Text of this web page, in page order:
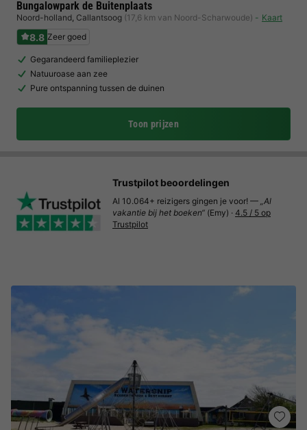
Bungalowpark de Buitenplaats
Noord-holland, Callantsoog (17,6 km van Noord-Scharwoude) Kaart
8.8 Zeer goed
Gegarandeerd familieplezier
Natuuroase aan zee
Pure ontspanning tussen de duinen
Toon prijzen
Trustpilot beoordelingen
Al 10.064+ reizigers gingen je voor! — „Al
vakantie bij het boeken“ (Emy) · 4.5 / 5 op
Trustpilot